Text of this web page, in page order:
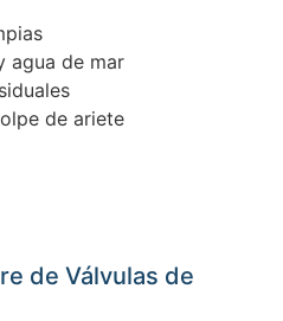
agua de mar
de ariete
de Válvulas de